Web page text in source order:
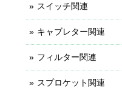
スイッチ関連
キャブレター関連
フィルター関連
スプロケット関連